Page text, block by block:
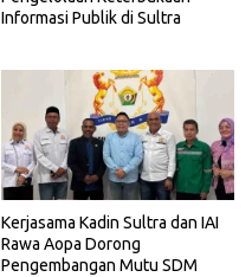
Informasi Publik di Sultra
Kerjasama Kadin Sultra dan IAI
Rawa Aopa Dorong
Pengembangan Mutu SDM